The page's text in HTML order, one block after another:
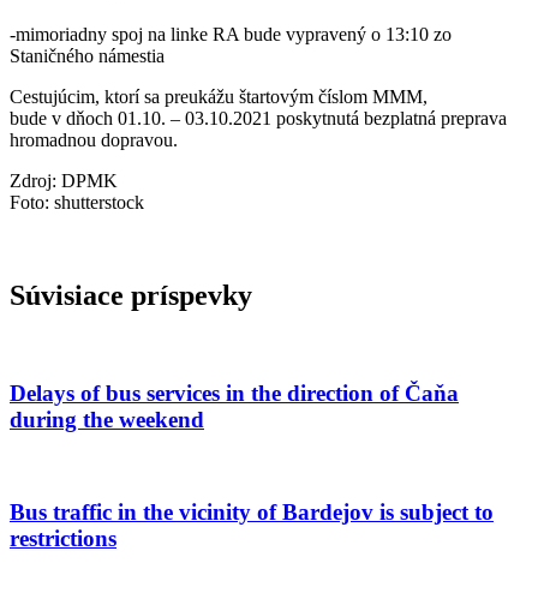
-mimoriadny spoj na linke RA bude vypravený o 13:10 zo
Staničného námestia
Cestujúcim, ktorí sa preukážu štartovým číslom MMM,
bude v dňoch 01.10. – 03.10.2021 poskytnutá bezplatná preprava
hromadnou dopravou.
Zdroj: DPMK
Foto: shutterstock
Súvisiace príspevky
Delays of bus services in the direction of Čaňa
during the weekend
Bus traffic in the vicinity of Bardejov is subject to
restrictions